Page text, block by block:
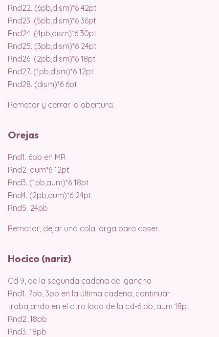
Rnd22. (6pb,dism)*6 42pt
Rnd23. (5pb,dism)*6 36pt
Rnd24. (4pb,dism)*6 30pt
Rnd25. (3pb,dism)*6 24pt
Rnd26. (2pb,dism)*6 18pt
Rnd27. (1pb,dism)*6 12pt
Rnd28. (dism)*6 6pt
Rematar y cerrar la abertura.
Orejas
Rnd1. 6pb en MR
Rnd2. aum*6 12pt
Rnd3. (1pb,aum)*6 18pt
Rnd4. (2pb,aum)*6 24pt
Rnd5. 24pb
Rematar, dejar una cola larga para coser.
Hocico (nariz)
Cd 9, de la segunda cadena del gancho
Rnd1. 7pb, 3pb en la última cadena, continuar
trabajando en el otro lado de la cd-6 pb, aum 18pt
Rnd2. 18pb
Rnd3. 18pb